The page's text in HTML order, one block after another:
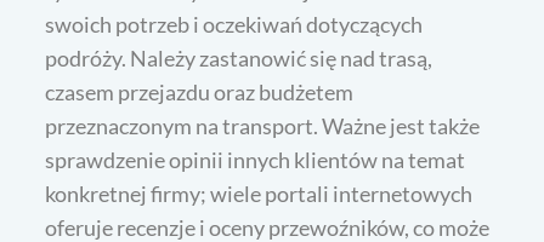
swoich potrzeb i oczekiwań dotyczących
podróży. Należy zastanowić się nad trasą,
czasem przejazdu oraz budżetem
przeznaczonym na transport. Ważne jest także
sprawdzenie opinii innych klientów na temat
konkretnej firmy; wiele portali internetowych
oferuje recenzje i oceny przewoźników, co może